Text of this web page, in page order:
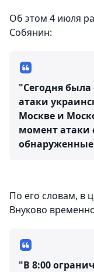
Об этом 4 июля
Собянин:
"Сегодня
атаки
Москве и
момент атаки
По его словам, в
Внуково
"В 8:00